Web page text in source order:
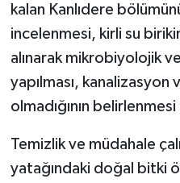
kalan Kanlıdere
incelenmesi, kirli su
alınarak mikrobiyolojik
yapılması, kanalizasyon
olmadığının
Temizlik ve müdahale
yatağındaki doğal bitki